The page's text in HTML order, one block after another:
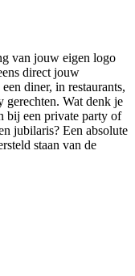
van jouw eigen logo
direct jouw
diner, in restaurants,
gerechten. Wat denk je
bij een private party of
jubilaris? Een absolute
staan van de